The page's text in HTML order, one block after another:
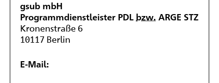
gsub mbH
Programmdienstleister PDL bzw. ARGE STZ
Kronenstraße 6
10117 Berlin
E-Mail: